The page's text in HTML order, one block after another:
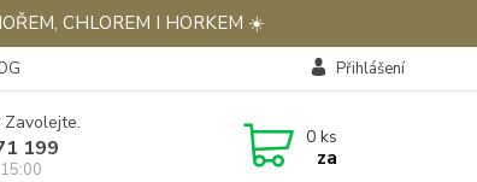
CHLOREM I HORKEM ☀️
Přihlášení
Zavolejte.
199 0 ks
za